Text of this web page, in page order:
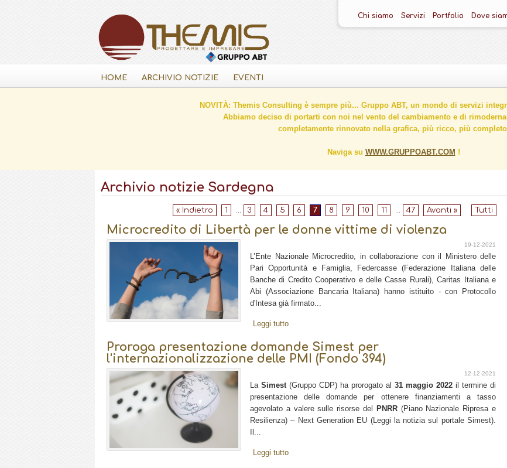
Chi siamo Servizi Portfolio Dove
HOME ARCHIVIO NOTIZIE EVENTI
NOVITÀ: Themis Consulting è sempre più... Gruppo ABT, un mondo di servizi
Abbiamo deciso di portarti con noi nel vento del cambiamento e di
completamente rinnovato nella grafica, più ricco, più
Naviga su WWW.GRUPPOABT.COM !
Archivio notizie Sardegna
« Indietro 1 ... 3 4 5 6 7 8 9 10 11 ... 47 Avanti » Tutti
Microcredito di Libertà per le donne vittime di violenza
19-12-2021
L’Ente Nazionale Microcredito, in collaborazione con il Ministero delle
Pari Opportunità e Famiglia, Federcasse (Federazione Italiana delle
Banche di Credito Cooperativo e delle Casse Rurali), Caritas Italiana e
Abi (Associazione Bancaria Italiana) hanno istituito - con Protocollo
d'Intesa già firmato...
Leggi tutto
Proroga presentazione domande Simest per
l'internazionalizzazione delle PMI (Fondo 394)
12-12-2021
LaSimest(Gruppo CDP) ha prorogato al 31 maggio 2022 il termine di
presentazione delle domande per ottenere finanziamenti a tasso
agevolato a valere sulle risorse del
PNRR(Piano Nazionale Ripresa e
Resilienza) – Next Generation EU (Leggi la notizia sul portale Simest).
Il...
Leggi tutto